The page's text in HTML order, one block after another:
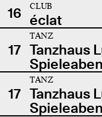
16
CLUB
éclat
17
TANZ
Tanzhaus
17
TANZ
Tanzhaus